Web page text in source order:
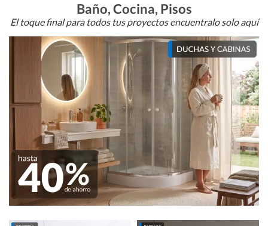
Baño, Cocina, Pisos
El toque final para todos tus proyectos encuentralo solo aquí